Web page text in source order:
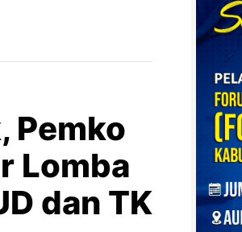
Pemko
Lomba
dan TK